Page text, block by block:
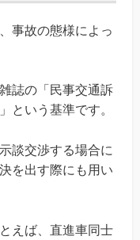
事故の態様によっ
誌の「民事交通訴
という基準です。
談交渉する場合に
を出す際にも用い
えば、直進車同士